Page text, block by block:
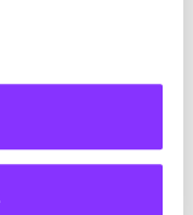
נאמר רגע במפורש